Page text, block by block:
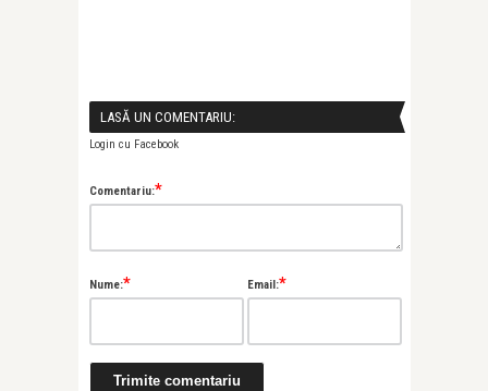
LASĂ UN COMENTARIU:
Login cu Facebook
Comentariu:*
Nume:* Email:*